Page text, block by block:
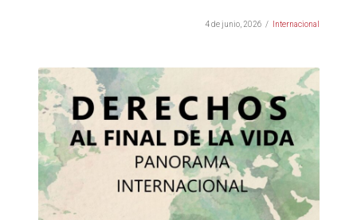
4 de junio, 2026 Internacional